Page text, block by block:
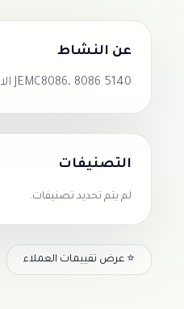
عن النشاط
JEMC8086، 8086 5140 الامير سلطان فرعي، حي, المحمدية، جدة 23616
التصنيفات
لم يتم تحديد تصنيفات.
⭐ عرض تقييمات العملاء